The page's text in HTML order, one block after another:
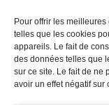
Pour offrir les
telles que les cookies
appareils. Le fait de
des données telles que
sur ce site. Le fait de ne
avoir un effet négatif sur